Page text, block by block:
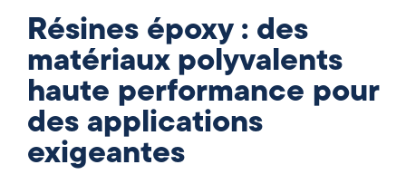
Résines époxy : des
matériaux polyvalents
haute performance pour
des applications
exigeantes